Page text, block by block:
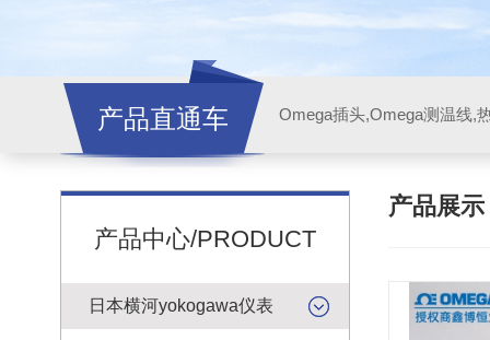
产品直通车
产品中心/PRODUCT
日本横河yokogawa仪表
产品展示